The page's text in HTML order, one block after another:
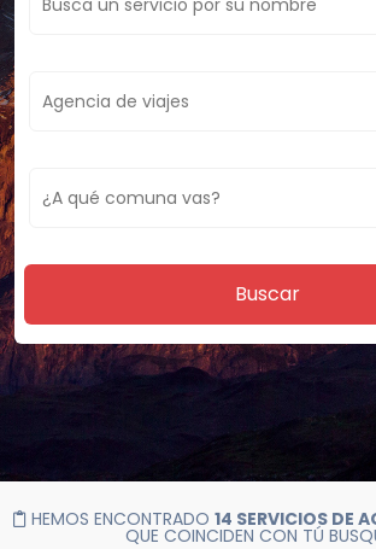
Buscar
HEMOS ENCONTRADO 14 SERVICIOS DE
QUE COINCIDEN CON TÚ